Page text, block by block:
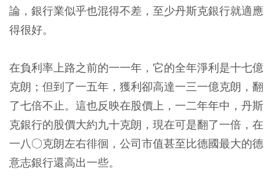
論，銀行業似乎也混得不差，至少丹斯克銀行就適應
得很好。
在負利率上路之前的一一年，它的全年淨利是十七億
克朗；但到了一五年，獲利卻高達一三一億克朗，翻
了七倍不止。這也反映在股價上，一二年年中，丹斯
克銀行的股價大約九十克朗，現在可是翻了一倍，在
一八○克朗左右徘徊，公司市值甚至比德國最大的德
意志銀行還高出一些。